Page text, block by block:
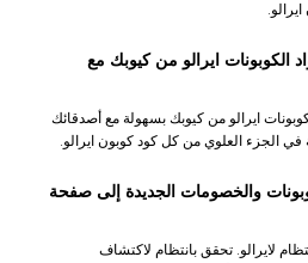
الكوبونات ايرالو من كيوبك مع
ايرالو من كيوبك بسهولة مع أصدقائك
الجزء العلوي من كل كود كوبون ايرالو.
والخصومات الجديدة إلى صفحة
لايرالو. تحقق بانتظام لاكتشاف